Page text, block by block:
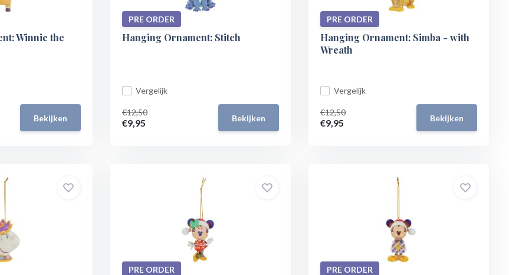
Winnie the
Bekijken
PRE ORDER
Hanging Ornament: Stitch
Vergelijk
€12,50
€9,95 Bekijken
PRE ORDER
Hanging Ornament: Simba - with
Wreath
Vergelijk
€12,50
€9,95 Bekijken
PRE ORDER PRE ORDER